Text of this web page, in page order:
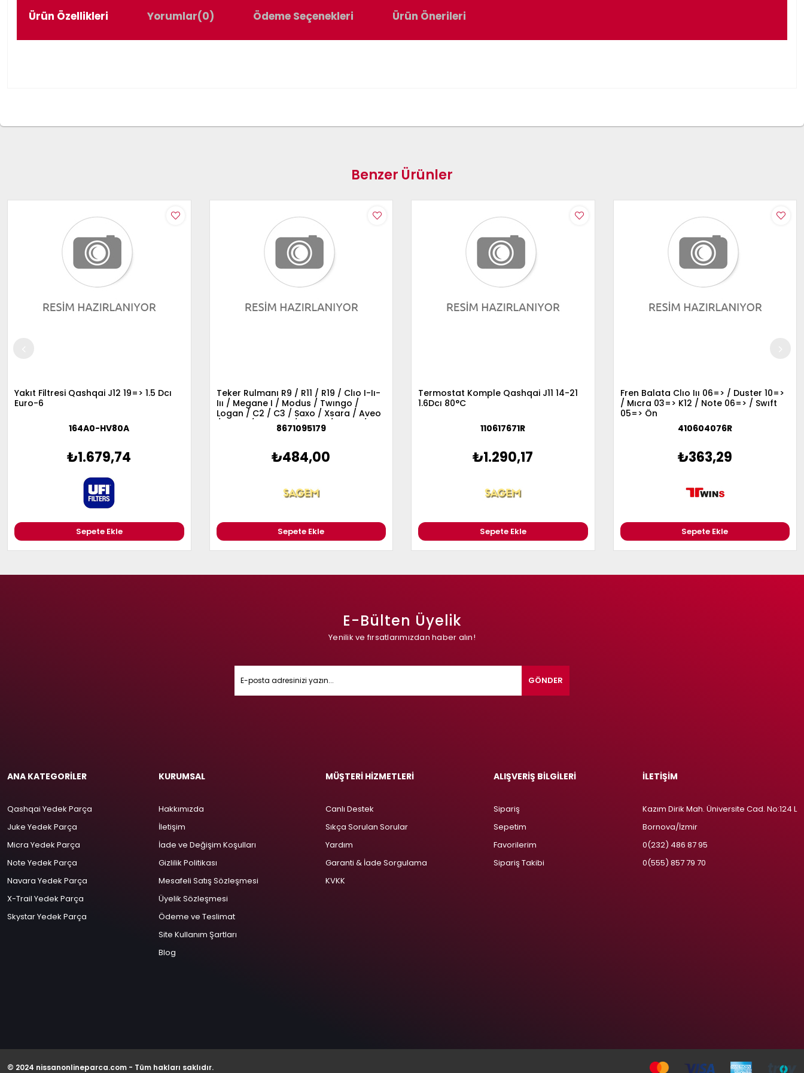
Ürün Özellikleri Yorumlar(0) Ödeme Seçenekleri Ürün Önerileri
Benzer Ürünler
Yakıt Filtresi Qashqai J12 19=> 1.5 Dcı
Euro-6
164A0-HV80A
₺1.679,74
Sepete Ekle
Teker Rulmanı R9 / R11 / R19 / Clıo I-Iı-
Iıı / Megane I / Modus / Twıngo /
Logan / C2 / C3 / Saxo / Xsara / Aveo
/ Kalos / Solenza / Logan / Mıcra /
Note / 106 / 205 / 206 / 306 / 309 /
8671095179
₺484,00
Sepete Ekle
Termostat Komple Qashqai J11 14-21
1.6Dcı 80°C
110617671R
₺1.290,17
Sepete Ekle
Fren Balata Clıo Iıı 06=> / Duster 10=>
/ Mıcra 03=> K12 / Note 06=> / Swıft
05=> Ön
410604076R
₺363,29
Sepete Ekle
E-Bülten Üyelik
Yenilik ve fırsatlarımızdan haber alın!
GÖNDER
ANA KATEGORİLER
Qashqai Yedek Parça
Juke Yedek Parça
Micra Yedek Parça
Note Yedek Parça
Navara Yedek Parça
X-Trail Yedek Parça
Skystar Yedek Parça
KURUMSAL
Hakkımızda
İletişim
İade ve Değişim Koşulları
Gizlilik Politikası
Mesafeli Satış Sözleşmesi
Üyelik Sözleşmesi
Ödeme ve Teslimat
Site Kullanım Şartları
Blog
MÜŞTERİ HİZMETLERİ
Canlı Destek
Sıkça Sorulan Sorular
Yardım
Garanti & İade Sorgulama
KVKK
ALIŞVERİŞ BİLGİLERİ
Sipariş
Sepetim
Favorilerim
Sipariş Takibi
İLETİŞİM
Kazım Dirik Mah. Üniversite Cad. No:124 L
Bornova/İzmir
0(232) 486 87 95
0(555) 857 79 70
© 2024 nissanonlineparca.com - Tüm hakları saklıdır.